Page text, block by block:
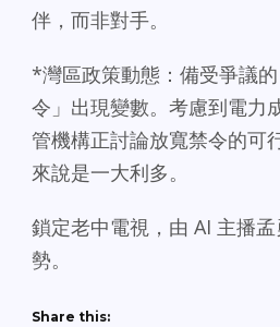
伴，而非對手。
*灣區政策動態：備受爭議
令」出現變數。考慮到電力
管機構正討論放寬禁令的可
來說是一大利多。
鎖定老中電視，由 AI 主播
勢。
Share this: